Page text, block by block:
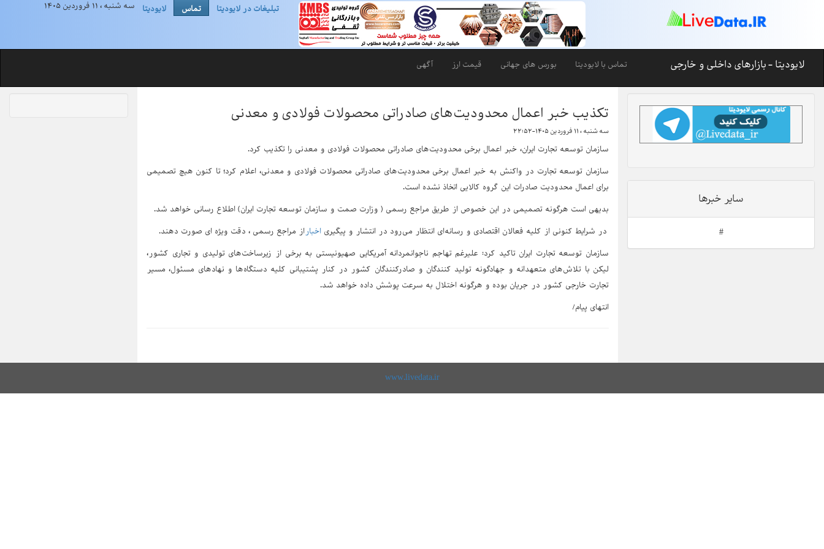
تبلیغات در لایودیتا تماس لایودیتا سه شنبه ، ۱۱ فروردین ۱۴۰۵
لایودیتا - بازارهای داخلی و خارجی آگهی قیمت ارز بورس های جهانی تماس با لایودیتا
تکذیب خبر اعمال محدودیت‌های صادراتی محصولات فولادی و معدنی
سه شنبه ، ۱۱ فروردین ۱۴۰۵-۲۲:۵۲
سازمان توسعه تجارت ایران، خبر اعمال برخی محدودیت‌های صادراتی محصولات فولادی و معدنی را تکذیب کرد.
سازمان توسعه تجارت در واکنش به خبر اعمال برخی محدودیت‌های صادراتی محصولات فولادی و معدنی، اعلام کرد؛ تا کنون هیچ تصمیمی
برای اعمال محدودیت صادرات این گروه کالایی اتخاذ نشده است.
بدیهی است هرگونه تصمیمی در این خصوص از طریق مراجع رسمی ( وزارت صمت و سازمان توسعه تجارت ایران) اطلاع رسانی خواهد شد.
در شرایط کنونی از کلیه فعالان اقتصادی و رسانه‌ای انتظار می‌رود در انتشار و پیگیری اخباراز مراجع رسمی ، دقت ویژه ای صورت دهند.
سازمان توسعه تجارت ایران تاکید کرد: علیرغم تهاجم ناجوانمردانه آمریکایی صهیونیستی به برخی از زیرساخت‌های تولیدی و تجاری کشور،
لیکن با تلاش‌های متعهدانه و جهادگونه تولید کنندگان و صادرکنندگان کشور در کنار پشتیبانی کلیه دستگاه‌ها و نهادهای مسئول، مسیر
تجارت خارجی کشور در جریان بوده و هرگونه اختلال به سرعت پوشش داده خواهد شد.
انتهای پیام/
سایر خبرها
#
www.livedata.ir